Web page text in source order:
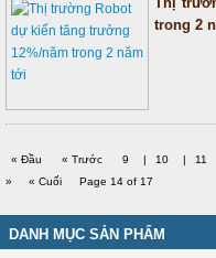
trong 2
« Đầu « Trước 9 | 10 | 11
»
« Cuối Page 14 of 17
DANH MỤC SẢN PHẨM